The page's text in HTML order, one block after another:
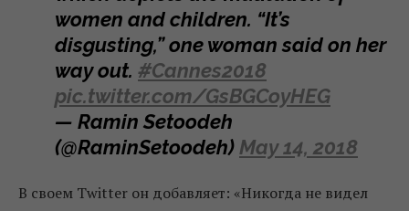
women and children. “It’s
disgusting,” one woman said on her
way out. #Cannes2018
pic.twitter.com/GsBGCoyHEG
— Ramin Setoodeh
(@RaminSetoodeh) May 14, 2018
В своем Twitter он добавляет: «Никогда не видел